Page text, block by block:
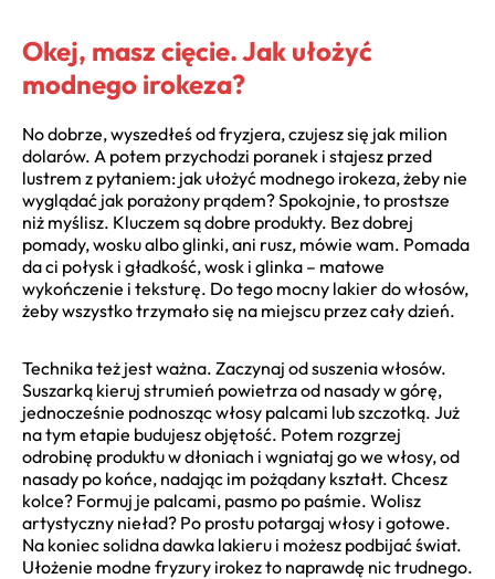
Okej, masz cięcie. Jak ułożyć
modnego irokeza?
No dobrze, wyszedłeś od fryzjera, czujesz się jak milion
dolarów. A potem przychodzi poranek i stajesz przed
lustrem z pytaniem: jak ułożyć modnego irokeza, żeby nie
wyglądać jak porażony prądem? Spokojnie, to prostsze
niż myślisz. Kluczem są dobre produkty. Bez dobrej
pomady, wosku albo glinki, ani rusz, mówie wam. Pomada
da ci połysk i gładkość, wosk i glinka – matowe
wykończenie i teksturę. Do tego mocny lakier do włosów,
żeby wszystko trzymało się na miejscu przez cały dzień.
Technika też jest ważna. Zaczynaj od suszenia włosów.
Suszarką kieruj strumień powietrza od nasady w górę,
jednocześnie podnosząc włosy palcami lub szczotką. Już
na tym etapie budujesz objętość. Potem rozgrzej
odrobinę produktu w dłoniach i wgniataj go we włosy, od
nasady po końce, nadając im pożądany kształt. Chcesz
kolce? Formuj je palcami, pasmo po paśmie. Wolisz
artystyczny nieład? Po prostu potargaj włosy i gotowe.
Na koniec solidna dawka lakieru i możesz podbijać świat.
Ułożenie modne fryzury irokez to naprawdę nic trudnego.